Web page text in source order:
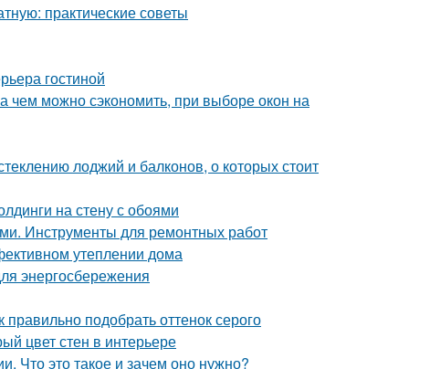
практические советы
гостиной
чем можно сэкономить, при выборе окон на
лоджий и балконов, о которых стоит
на стену с обоями
Инструменты для ремонтных работ
утеплении дома
энергосбережения
подобрать оттенок серого
цвет стен в интерьере
Что это такое и зачем оно нужно?